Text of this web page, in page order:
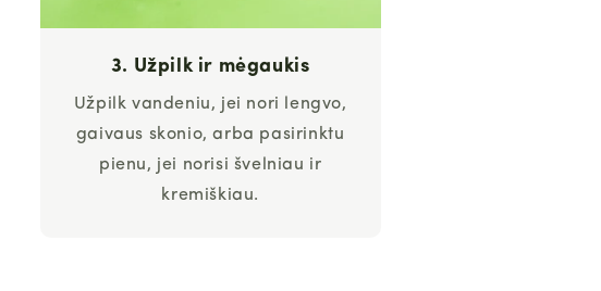
3. Užpilk ir mėgaukis
Užpilk vandeniu, jei nori lengvo,
gaivaus skonio, arba pasirinktu
pienu, jei norisi švelniau ir
kremiškiau.